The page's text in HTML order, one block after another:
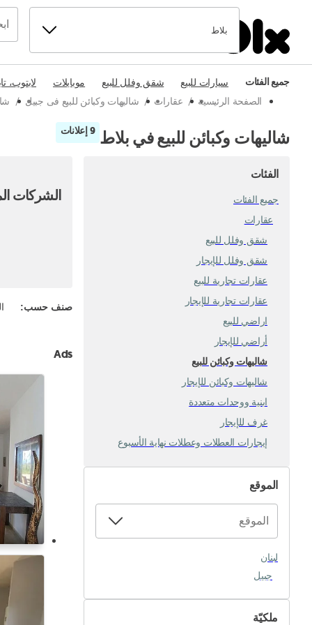
بلاط
جميع الفئات سيارات للبيع شقق وفلل للبيع موبايلات لابتوب،
الصفحة الرئيسية / عقارات / شاليهات وكبائن للبيع فى جبيل /
شاليهات وكبائن للبيع في بلاط 9 إعلانات
الفئات
جميع الفئات
عقارات
شقق وفلل للبيع
شقق وفلل للإيجار
عقارات تجارية للبيع
عقارات تجارية للإيجار
اراضي للبيع
أراضي للإيجار
شاليهات وكبائن للبيع
شاليهات وكبائن للإيجار
ابنية ووحدات متعددة
غرف للإيجار
إيجارات العطلات وعطلات نهاية الأسبوع
الموقع
لبنان
جبيل
ملكيّة
الشركات
صنف حسب:
Ads